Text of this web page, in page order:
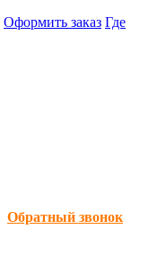
Оформить заказ Где
Обратный звонок